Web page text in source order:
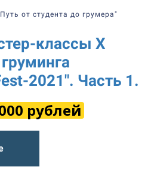
от студента до грумера"
классы Х
2021". Часть 1.
рублей